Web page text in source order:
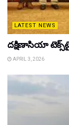
LATEST NEWS
దక్షిణాసియా
APRIL 3, 2026